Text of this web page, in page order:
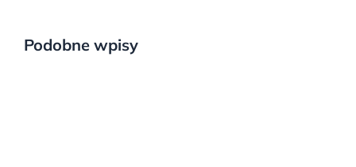
Podobne wpisy